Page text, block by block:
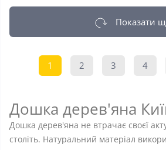
Показати
1 2 3 4
Дошка дерев'яна
Дошка дерев'яна не втрачає своєї
століть. Натуральний матеріал